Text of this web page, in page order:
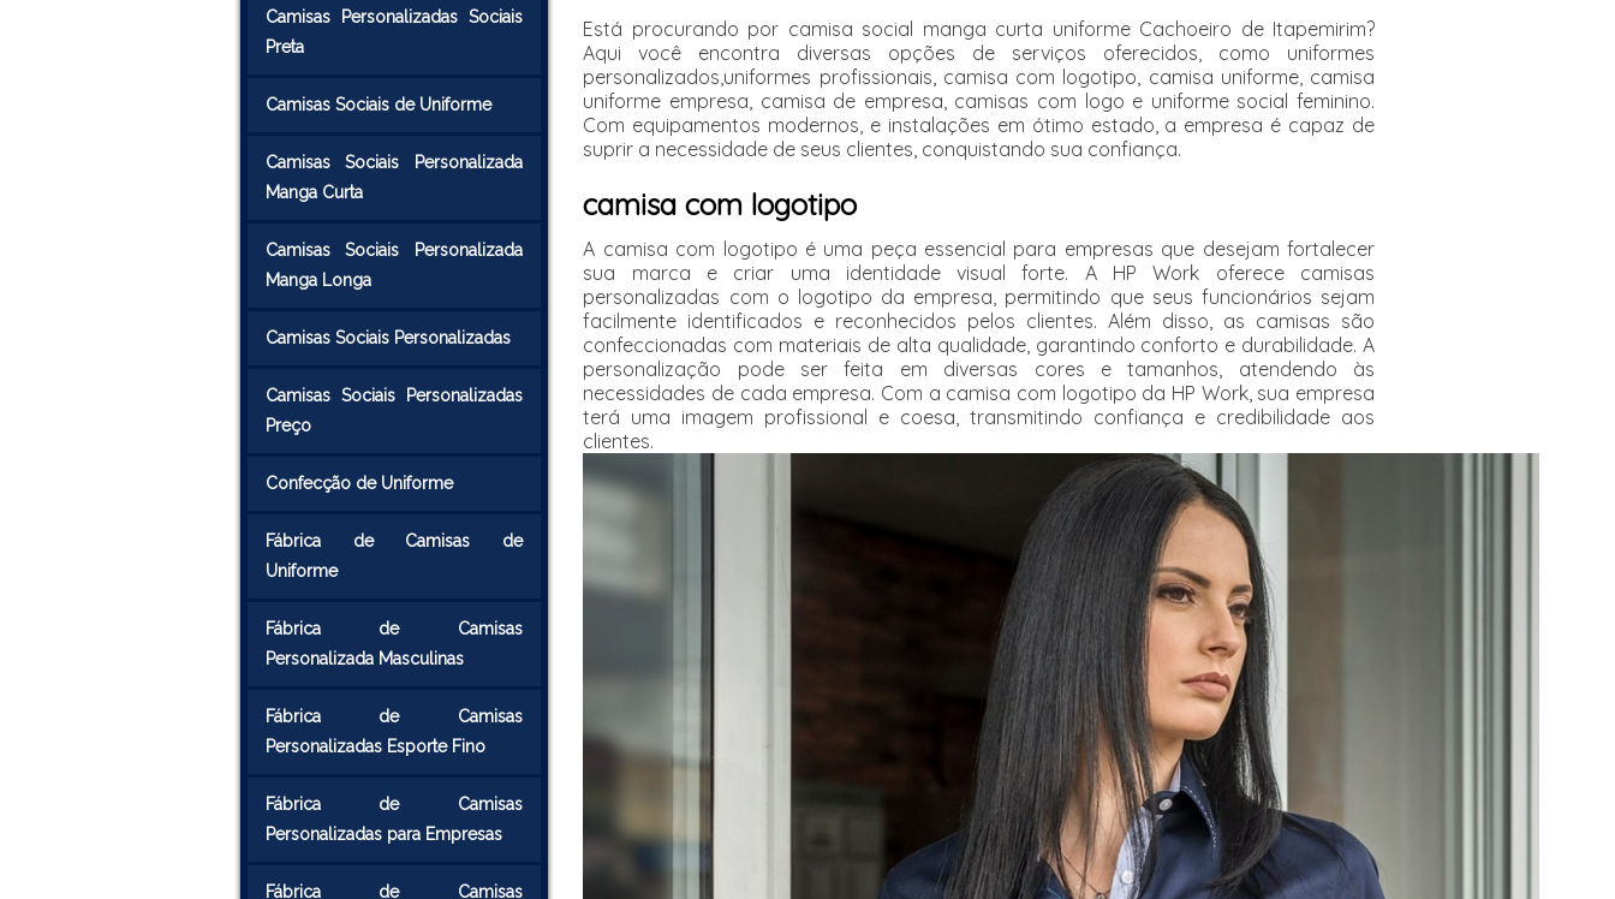
Camisas Personalizadas Sociais
Preta
Camisas Sociais de Uniforme
Camisas Sociais Personalizada
Manga Curta
Camisas Sociais Personalizada
Manga Longa
Camisas Sociais Personalizadas
Camisas Sociais Personalizadas
Preço
Confecção de Uniforme
Fábrica de Camisas de
Uniforme
Fábrica de Camisas
Personalizada Masculinas
Fábrica de Camisas
Personalizadas Esporte Fino
Fábrica de Camisas
Personalizadas para Empresas
Fábrica de Camisas
Está procurando por camisa social manga curta uniforme Cachoeiro de Itapemirim?
Aqui você encontra diversas opções de serviços oferecidos, como uniformes
personalizados,uniformes profissionais, camisa com logotipo, camisa uniforme, camisa
uniforme empresa, camisa de empresa, camisas com logo e uniforme social feminino.
Com equipamentos modernos, e instalações em ótimo estado, a empresa é capaz de
suprir a necessidade de seus clientes, conquistando sua confiança.
camisa com logotipo
A camisa com logotipo é uma peça essencial para empresas que desejam fortalecer
sua marca e criar uma identidade visual forte. A HP Work oferece camisas
personalizadas com o logotipo da empresa, permitindo que seus funcionários sejam
facilmente identificados e reconhecidos pelos clientes. Além disso, as camisas são
confeccionadas com materiais de alta qualidade, garantindo conforto e durabilidade. A
personalização pode ser feita em diversas cores e tamanhos, atendendo às
necessidades de cada empresa. Com a camisa com logotipo da HP Work, sua empresa
terá uma imagem profissional e coesa, transmitindo confiança e credibilidade aos
clientes.